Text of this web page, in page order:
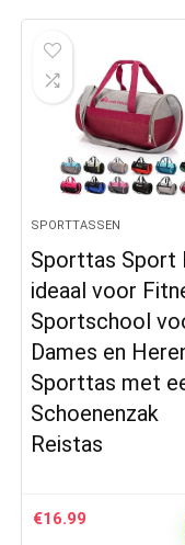
SPORTTASSEN
Sporttas Sport
ideaal voor
Sportschool
Dames en
Sporttas met
Schoenenzak
Reistas
€16.99